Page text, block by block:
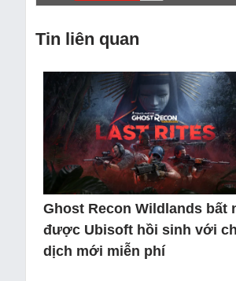
Tin liên quan
Ghost Recon Wildlands bất
được Ubisoft hồi sinh với
dịch mới miễn phí